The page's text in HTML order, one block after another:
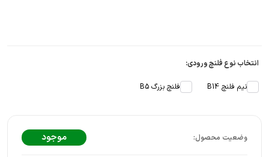
انتخاب نوع فلنچ ورودی:
نیم فلنچ B14 فلنچ بزرگ B5
موجود